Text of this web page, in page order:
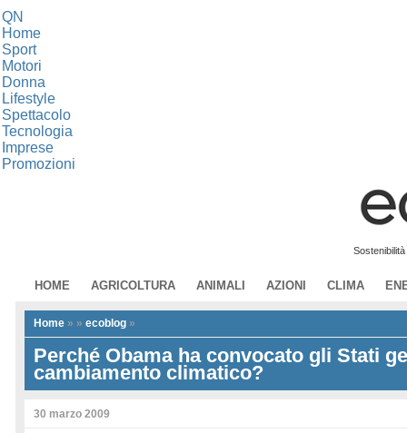
QN
Home
Sport
Motori
Donna
Lifestyle
Spettacolo
Tecnologia
Imprese
Promozioni
HOME AGRICOLTURA ANIMALI AZIONI CLIMA
Home » » ecoblog »
Perché Obama ha convocato gli Stati
cambiamento climatico?
30 marzo 2009